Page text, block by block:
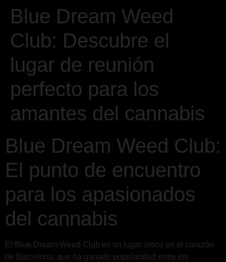
Blue Dream Weed
Club: Descubre el
lugar de reunión
perfecto para los
amantes del cannabis
Blue Dream Weed Club:
El punto de encuentro
para los apasionados
del cannabis
El Blue Dream Weed Club es un lugar único en el corazón
de Barcelona, que ha ganado popularidad entre los